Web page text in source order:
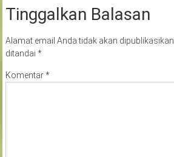
Tinggalkan Balasan
Alamat email Anda tidak akan dipublikasikan.
ditandai *
Komentar*